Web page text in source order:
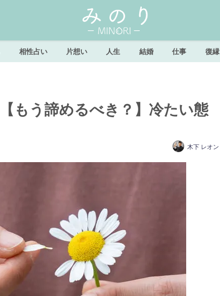
相性占い 片想い 人生 結婚 仕事 復縁
う諦めるべき？】冷たい態
木下 レオン